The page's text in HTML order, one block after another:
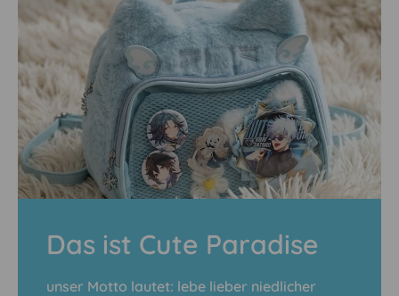
Das ist Cute Paradise
unser Motto lautet: lebe lieber niedlicher